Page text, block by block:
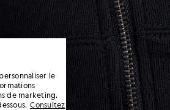
le
de marketing.
Consultez